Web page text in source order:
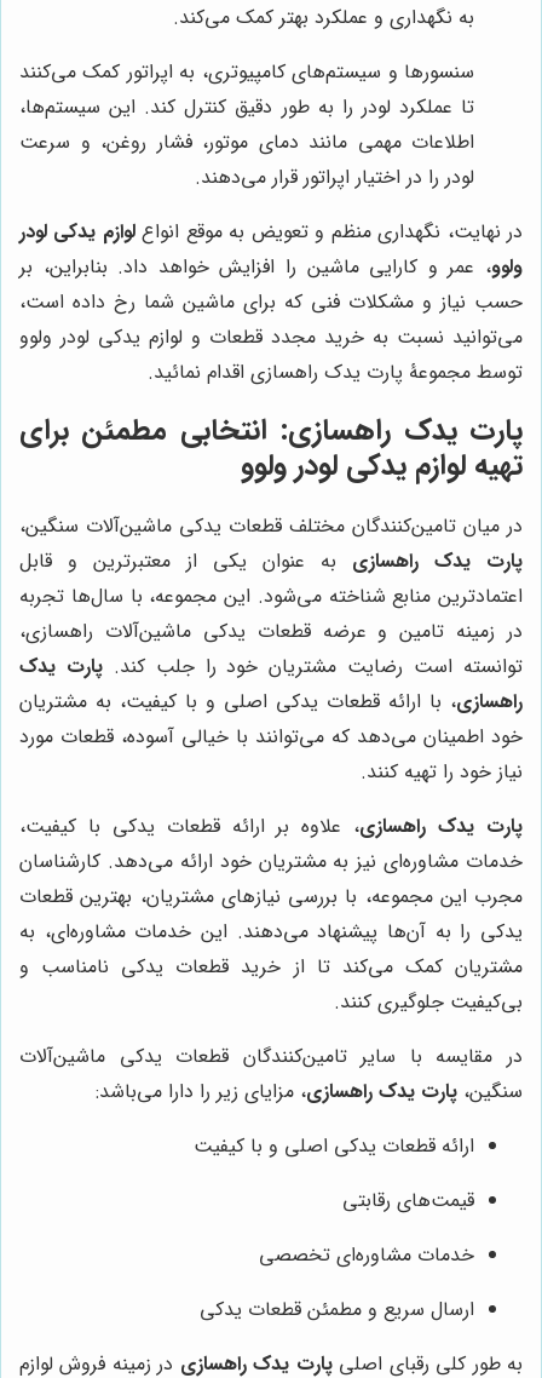
به نگهداری و عملکرد بهتر کمک می‌کند.
سنسورها و سیستم‌های کامپیوتری، به اپراتور کمک می‌کنند
تا عملکرد لودر را به طور دقیق کنترل کند. این سیستم‌ها،
اطلاعات مهمی مانند دمای موتور، فشار روغن، و سرعت
لودر را در اختیار اپراتور قرار می‌دهند.
در نهایت، نگهداری منظم و تعویض به موقع انواعلوازم یدکی لودر
ولوو، عمر و کارایی ماشین را افزایش خواهد داد. بنابراین، بر
حسب نیاز و مشکلات فنی که برای ماشین شما رخ داده است،
می‌توانید نسبت به خرید مجدد قطعات و لوازم یدکی لودر ولوو
توسط مجموعۀ پارت یدک راهسازی اقدام نمائید.
پارت یدک راهسازی: انتخابی مطمئن برای
تهیه لوازم یدکی لودر ولوو
در میان تامین‌کنندگان مختلف قطعات یدکی ماشین‌آلات سنگین،
پارت یدک راهسازی به عنوان یکی از معتبرترین و قابل
اعتمادترین منابع شناخته می‌شود. این مجموعه، با سال‌ها تجربه
در زمینه تامین و عرضه قطعات یدکی ماشین‌آلات راهسازی،
توانسته است رضایت مشتریان خود را جلب کند.پارت یدک
راهسازی، با ارائه قطعات یدکی اصلی و با کیفیت، به مشتریان
خود اطمینان می‌دهد که می‌توانند با خیالی آسوده، قطعات مورد
نیاز خود را تهیه کنند.
پارت یدک راهسازی، علاوه بر ارائه قطعات یدکی با کیفیت،
خدمات مشاوره‌ای نیز به مشتریان خود ارائه می‌دهد. کارشناسان
مجرب این مجموعه، با بررسی نیازهای مشتریان، بهترین قطعات
یدکی را به آن‌ها پیشنهاد می‌دهند. این خدمات مشاوره‌ای، به
مشتریان کمک می‌کند تا از خرید قطعات یدکی نامناسب و
بی‌کیفیت جلوگیری کنند.
در مقایسه با سایر تامین‌کنندگان قطعات یدکی ماشین‌آلات
سنگین، پارت یدک راهسازی، مزایای زیر را دارا می‌باشد:
ارائه قطعات یدکی اصلی و با کیفیت
قیمت‌های رقابتی
خدمات مشاوره‌ای تخصصی
ارسال سریع و مطمئن قطعات یدکی
به طور کلی رقبای اصلیپارت یدک راهسازی در زمینه فروش لوازم